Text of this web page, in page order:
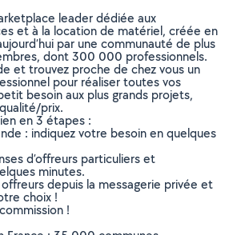
leader dédiée aux
et à la location de matériel, créée en
par une communauté de plus
dont 300 000 professionnels.
et trouvez proche de chez vous un
pour réaliser toutes vos
besoin aux plus grands projets,
prix.
en 3 étapes :
: indiquez votre besoin en quelques
d’offreurs particuliers et
minutes.
depuis la messagerie privée et
choix !
!